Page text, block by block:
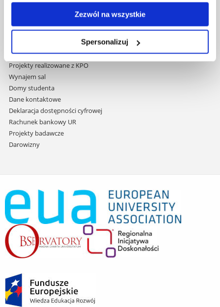
Zezwól na wszystkie
Spersonalizuj
treści
Zamówienia publiczne
Projekty współfinansowane przez UE
Projekty realizowane z KPO
Wynajem sal
Domy studenta
Dane kontaktowe
Deklaracja dostępności cyfrowej
Rachunek bankowy UR
Projekty badawcze
Darowizny